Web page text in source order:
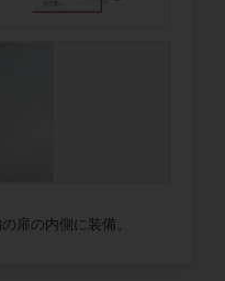
扉の内側に装備。